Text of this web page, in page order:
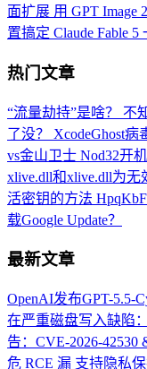
面扩展 用 GPT
置搞定 Claude Fable
热门文章
“流量劫持”是啥？ 不
了没？ XcodeGhost病
vs金山卫士 Nod32开
xlive.dll和xlive.dll为无
活密钥的方法
载Google Update？
最新文章
OpenAI发布GPT-5.5-
在严重磁盘写入缺陷
告：CVE-2026-42530
危 RCE 漏 支持隐私